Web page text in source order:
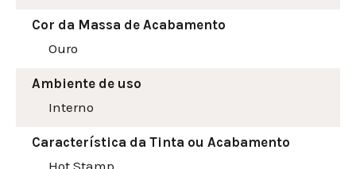
Cor da Massa de Acabamento
Ouro
Ambiente de uso
Interno
Característica da Tinta ou Acabamento